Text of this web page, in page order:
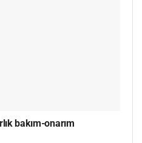
bakım-onarım